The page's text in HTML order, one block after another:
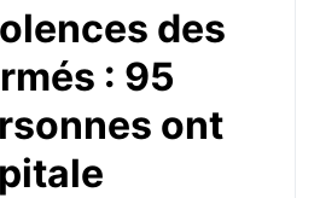
des
: 95
ont